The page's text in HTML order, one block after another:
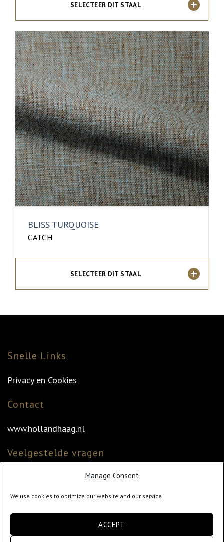
Manage Consent
We use cookies to optimize our website and our service.
ACCEPT
SELECTEER DIT STAAL
BLISS TURQUOISE
CATCH
SELECTEER DIT STAAL
Snelle Links
Privacy en Cookies
Contact
www.hollandhaag.nl
Veelgestelde vragen
Veelgestelde vragen
Klantenservice
info@hollandhaag.nl